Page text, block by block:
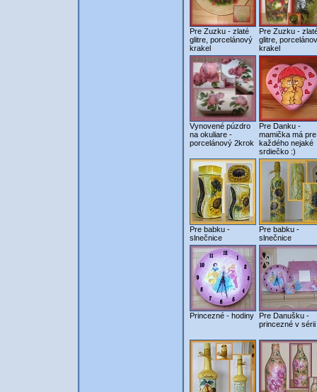
Pre Zuzku - zlaté
glitre, porcelánový
krakel
Pre Zuzku -
glitre,
krakel
Vynovené púzdro
na okuliare -
porcelánový 2krok
Pre Danku -
mamička má pre
každého nejaké
srdiečko :)
Pre babku -
slnečnice
Pre babku -
slnečnice
Princezné - hodiny
Pre Danušku -
princezné v sérii